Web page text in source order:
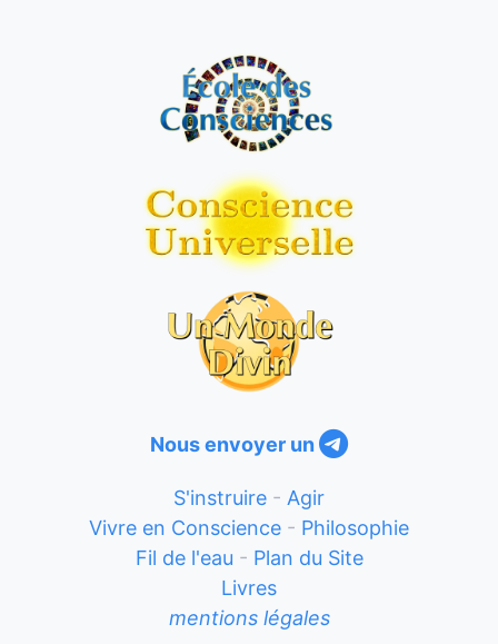
Nous envoyer un
S'instruire - Agir
Vivre en Conscience - Philosophie
Fil de l'eau - Plan du Site
Livres
mentions légales